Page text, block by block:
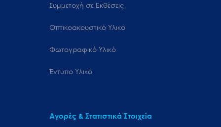
Συμμετοχή σε Εκθέσεις
Οπτικοακουστικό Υλικό
Φωτογραφικό Υλικό
Έντυπο Υλικό
Αγορές & Στατιστικά Στοιχεία